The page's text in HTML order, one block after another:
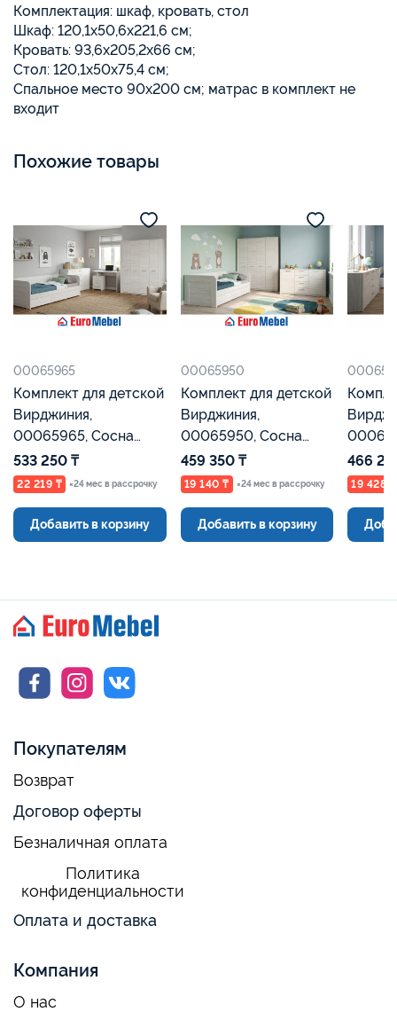
Комплектация: шкаф, кровать, стол
Шкаф: 120,1х50,6х221,6 см;
Кровать: 93,6х205,2х66 см;
Стол: 120,1х50х75,4 см;
Спальное место 90х200 см; матрас в комплект не
входит
Похожие товары
00065965
Комплект для детской
Вирджиния,
00065965, Сосна
Каньон Евромебель
533 250 ₸
22 219 ₸ ×24 мес в рассрочку
Добавить в корзину
00065950
Комплект для детской
Вирджиния,
00065950, Сосна
Каньон Евромебель
459 350 ₸
19 140 ₸ ×24 мес в рассрочку
Добавить в корзину
466
19 428 ₸
Покупателям
Возврат
Договор оферты
Безналичная оплата
Политика
конфиденциальности
Оплата и доставка
Компания
О нас